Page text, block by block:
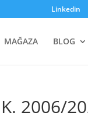
Linkedin
MAĞAZA BLOG
2006/